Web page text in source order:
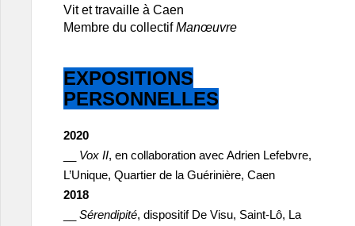
Vit et travaille à Caen
Membre du collectifManœuvre
EXPOSITIONS
PERSONNELLES
2020
Vox II, en collaboration avec Adrien Lefebvre,
L’Unique, Quartier de la Guérinière, Caen
2018
Sérendipité, dispositif De Visu, Saint-Lô, La